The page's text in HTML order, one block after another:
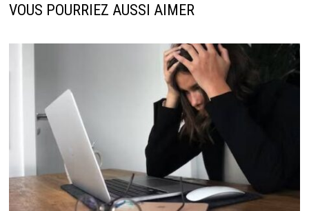
VOUS POURRIEZ AUSSI AIMER